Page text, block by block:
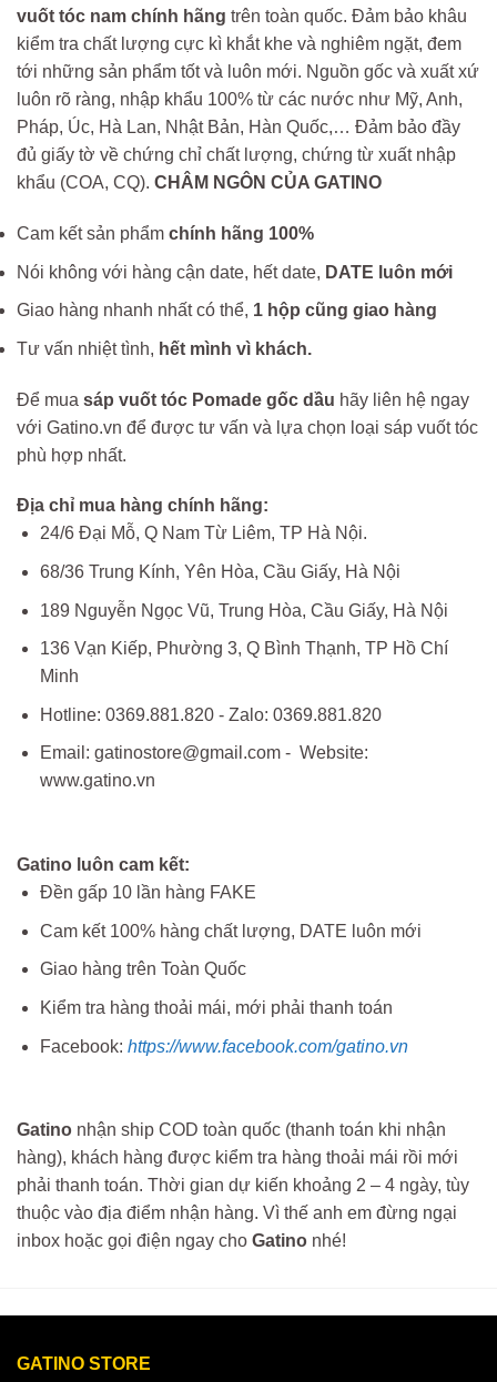
vuốt tóc nam chính hãng trên toàn quốc. Đảm bảo khâu
kiểm tra chất lượng cực kì khắt khe và nghiêm ngặt, đem
tới những sản phẩm tốt và luôn mới. Nguồn gốc và xuất xứ
luôn rõ ràng, nhập khẩu 100% từ các nước như Mỹ, Anh,
Pháp, Úc, Hà Lan, Nhật Bản, Hàn Quốc,… Đảm bảo đầy
đủ giấy tờ về chứng chỉ chất lượng, chứng từ xuất nhập
khẩu (COA, CQ). CHÂM NGÔN CỦA GATINO
Cam kết sản phẩm chính hãng 100%
Nói không với hàng cận date, hết date, DATE luôn mới
Giao hàng nhanh nhất có thể, 1 hộp cũng giao hàng
Tư vấn nhiệt tình, hết mình vì khách.
Để mua sáp vuốt tóc Pomade gốc dầu hãy liên hệ ngay
với Gatino.vn để được tư vấn và lựa chọn loại sáp vuốt tóc
phù hợp nhất.
Địa chỉ mua hàng chính hãng:
24/6 Đại Mỗ, Q Nam Từ Liêm, TP Hà Nội.
68/36 Trung Kính, Yên Hòa, Cầu Giấy, Hà Nội
189 Nguyễn Ngọc Vũ, Trung Hòa, Cầu Giấy, Hà Nội
136 Vạn Kiếp, Phường 3, Q Bình Thạnh, TP Hồ Chí
Minh
Hotline: 0369.881.820 - Zalo: 0369.881.820
Email: gatinostore@gmail.com - Website:
www.gatino.vn
Gatino luôn cam kết:
Đền gấp 10 lần hàng FAKE
Cam kết 100% hàng chất lượng, DATE luôn mới
Giao hàng trên Toàn Quốc
Kiểm tra hàng thoải mái, mới phải thanh toán
Facebook: https://www.facebook.com/gatino.vn
Gatino nhận ship COD toàn quốc (thanh toán khi nhận
hàng), khách hàng được kiểm tra hàng thoải mái rồi mới
phải thanh toán. Thời gian dự kiến khoảng 2 – 4 ngày, tùy
thuộc vào địa điểm nhận hàng. Vì thế anh em đừng ngại
inbox hoặc gọi điện ngay cho Gatino nhé!
GATINO STORE